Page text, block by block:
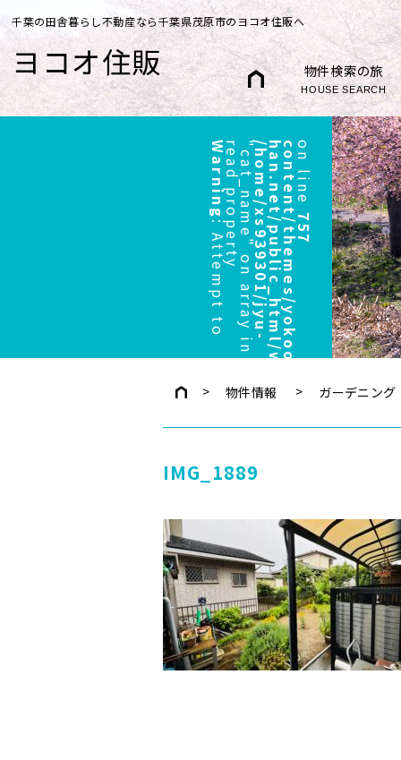
千葉の田舎暮らし不動産なら千葉県茂原市のヨコオ住販へ
ヨコオ住販 物件検索の旅
HOUSE SEARCH
Warning
:
A
t
t
e
m
p
t
t
o
r
e
a
d
p
r
o
p
e
r
t
y
"
c
a
t
_
n
a
m
e
"
o
n
a
r
r
a
y
i
n/
h
o
m
e
/
x
s
9
3
9
3
0
1
/
j
y
u
-
h
a
n
.
n
e
t
/
p
u
b
l
i
c
_
h
t
m
l
/
w
p
/
w
p
-
c
o
n
t
e
n
t
/
t
h
e
m
e
s
/
y
o
k
o
o
/
h
e
a
d
e
r
.
p
hpon line
757
物件情報 ガーデニング
IMG_1889